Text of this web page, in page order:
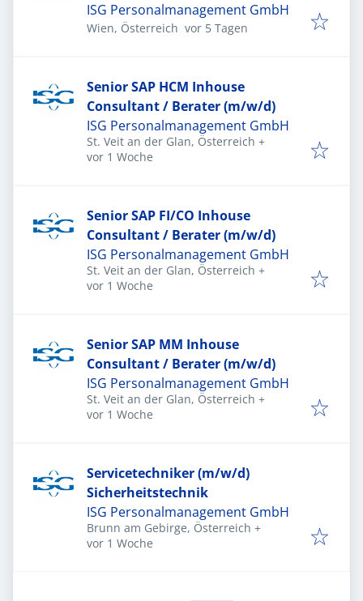
ISG Personalmanagement GmbH
Wien, Österreich Veröffentlicht
vor 5 Tagen
Senior SAP HCM Inhouse
Consultant / Berater (m/w/d)
ISG Personalmanagement GmbH
St. Veit an der Glan, Österreich +
Veröffentlicht
vor 1 Woche
Senior SAP FI/CO Inhouse
Consultant / Berater (m/w/d)
ISG Personalmanagement GmbH
St. Veit an der Glan, Österreich +
Veröffentlicht
vor 1 Woche
Senior SAP MM Inhouse
Consultant / Berater (m/w/d)
ISG Personalmanagement GmbH
St. Veit an der Glan, Österreich +
Veröffentlicht
vor 1 Woche
Servicetechniker (m/w/d)
Sicherheitstechnik
ISG Personalmanagement GmbH
Brunn am Gebirge, Österreich +
Veröffentlicht
vor 1 Woche